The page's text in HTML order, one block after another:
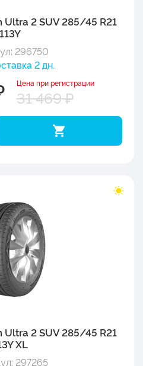
Ultra 2 SUV 285/45 R21
113Y
296750
2 дн.
Цена при регистрации
31 469 ₽
Ultra 2 SUV 285/45 R21
XL
297265